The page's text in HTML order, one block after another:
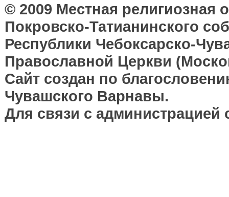
© 2009 Местная религиозная
Покровско-Татианинского
Республики Чебоксарско-
Православной Церкви
Сайт создан по
Чувашского Варнавы.
Для связи с администрацией